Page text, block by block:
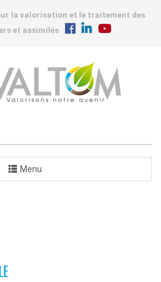
la valorisation et le traitement des
et assimilés
Menu